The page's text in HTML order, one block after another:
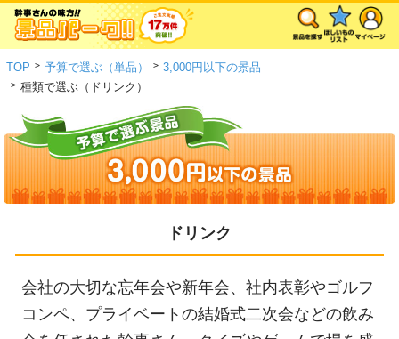
TOP > 予算で選ぶ（単品） > 3,000円以下の景品
> 種類で選ぶ（ドリンク）
ドリンク
会社の大切な忘年会や新年会、社内表彰やゴルフ
コンペ、プライベートの結婚式二次会などの飲み